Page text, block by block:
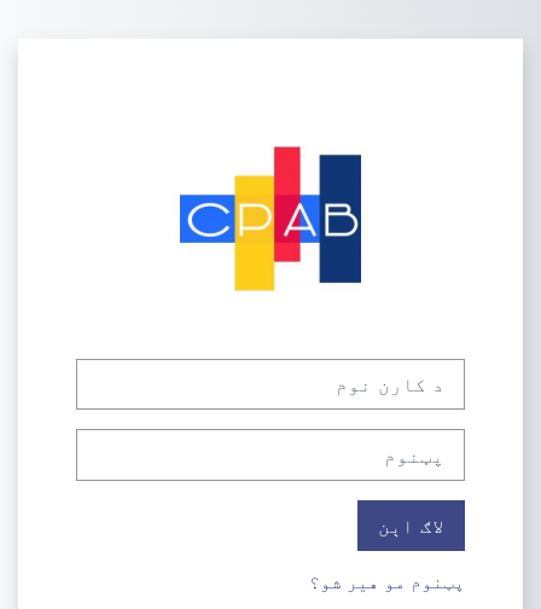
لاګ اېن
پټنوم مو هیر شو؟